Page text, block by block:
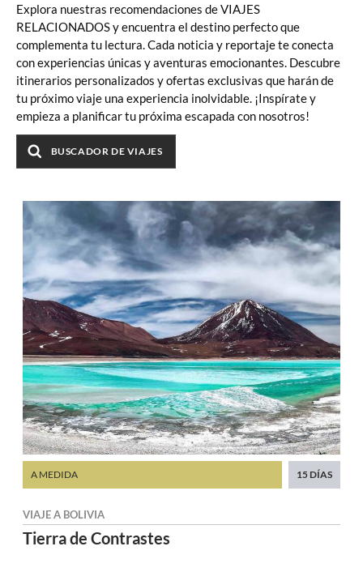
Explora nuestras recomendaciones de VIAJES
RELACIONADOS y encuentra el destino perfecto que
complementa tu lectura. Cada noticia y reportaje te conecta
con experiencias únicas y aventuras emocionantes. Descubre
itinerarios personalizados y ofertas exclusivas que harán de
tu próximo viaje una experiencia inolvidable. ¡Inspírate y
empieza a planificar tu próxima escapada con nosotros!
BUSCADOR DE VIAJES
Tierra de Contrastes
VIAJE A BOLIVIA
A MEDIDA 15 DÍAS